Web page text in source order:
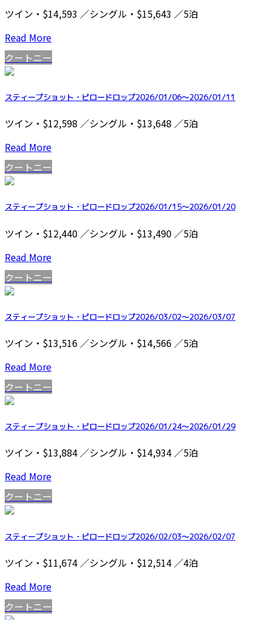
ツイン・$14,593 ／シングル・$15,643 ／5泊
Read More
クートニー
スティープショット・ピロードロップ2026/01/06～2026/01/11
ツイン・$12,598 ／シングル・$13,648 ／5泊
Read More
クートニー
スティープショット・ピロードロップ2026/01/15～2026/01/20
ツイン・$12,440 ／シングル・$13,490 ／5泊
Read More
クートニー
スティープショット・ピロードロップ2026/03/02～2026/03/07
ツイン・$13,516 ／シングル・$14,566 ／5泊
Read More
クートニー
スティープショット・ピロードロップ2026/01/24～2026/01/29
ツイン・$13,884 ／シングル・$14,934 ／5泊
Read More
クートニー
スティープショット・ピロードロップ2026/02/03～2026/02/07
ツイン・$11,674 ／シングル・$12,514 ／4泊
Read More
クートニー